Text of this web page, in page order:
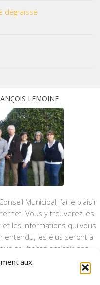
aux
dégraissé
LEMOINE
Municipal, j’ai le plaisir
Vous y trouverez les
les informations qui vous
entendu, les élus seront à
souhaitez enrichir nos
complément du bulletin